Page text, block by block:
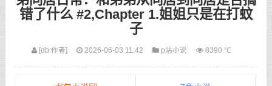
错了什么 #2,Chapter 1.姐姐只是在打蚊
子
[db:作者] 2026-06-03 11:42 p站小说 8390 ℃